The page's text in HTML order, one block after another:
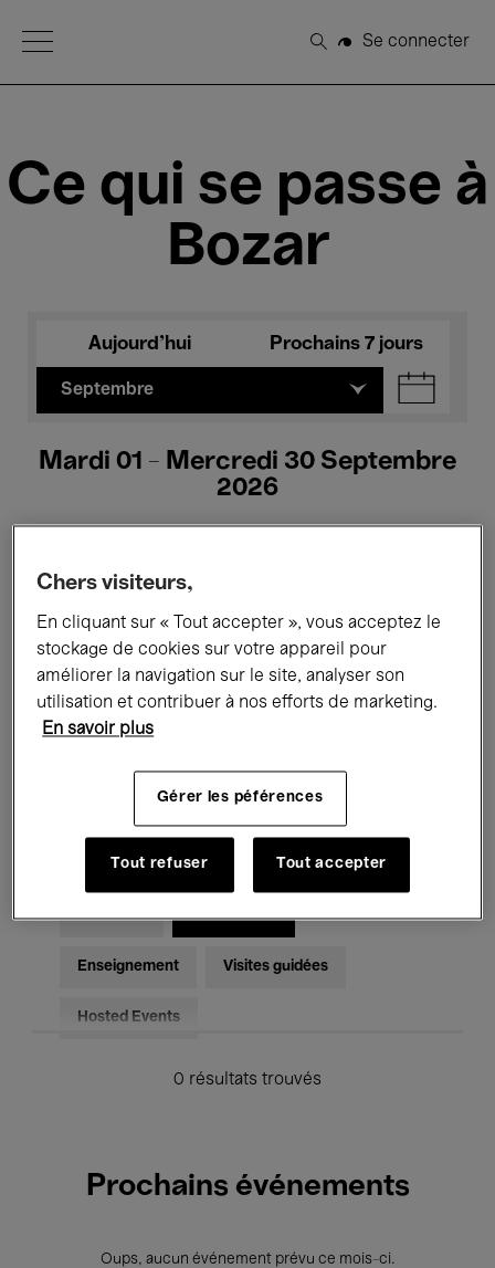
Open Menu
Rechercher
Se connecter
Ce qui se passe à
Bozar
Aujourd'hui Prochains 7 jours
Septembre
Mardi 01 - Mercredi 30 Septembre
2026
Tous les événements Concerts
Expositions Films Performances
Rencontres & Débats
Musique classique Global Music
Musique électronique
Pour tous Kids’ Palace
Enseignement Visites guidées
Hosted Events
0 résultats trouvés
Prochains événements
Oups, aucun événement prévu ce mois-ci.
Chers visiteurs,
En cliquant sur « Tout accepter », vous acceptez le
stockage de cookies sur votre appareil pour
améliorer la navigation sur le site, analyser son
utilisation et contribuer à nos efforts de marketing.
En savoir plus
Gérer les péférences
Tout refuser Tout accepter